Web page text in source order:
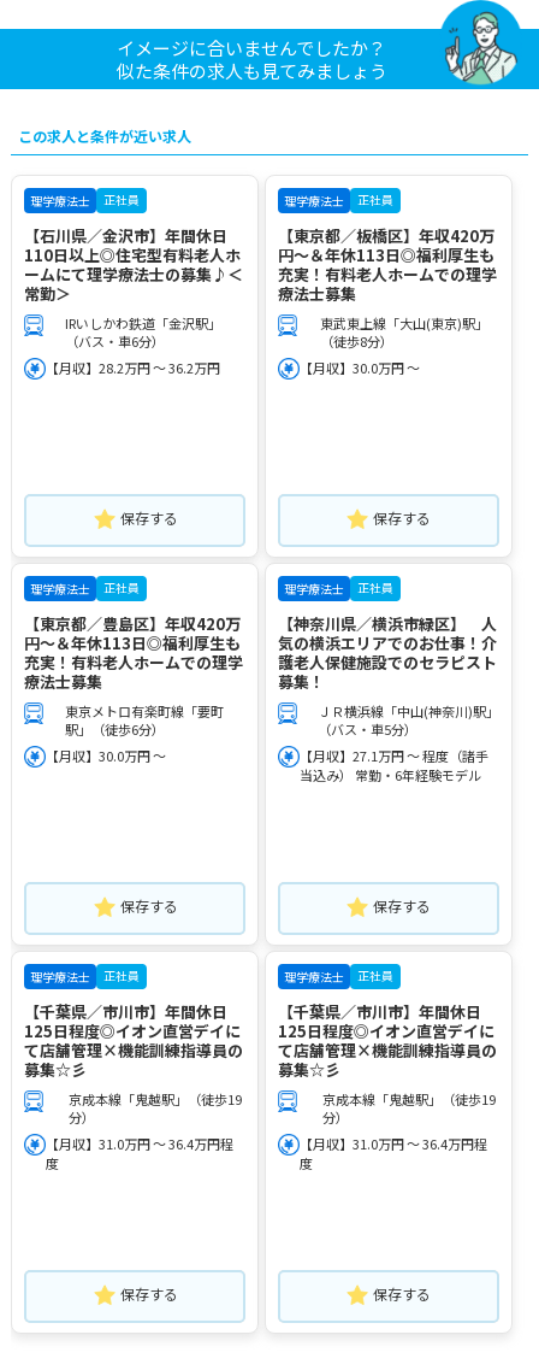
イメージに合いませんでしたか？
似た条件の求人も見てみましょう
この求人と条件が近い求人
理学療法士 正社員
【石川県／金沢市】年間休日
110日以上◎住宅型有料老人ホ
ームにて理学療法士の募集♪＜
常勤＞
IRいしかわ鉄道「金沢駅」
（バス・車6分）
【月収】28.2万円 ～ 36.2万円
保存する
理学療法士 正社員
【東京都／板橋区】年収420万
円～＆年休113日◎福利厚生も
充実！有料老人ホームでの理学
療法士募集
東武東上線「大山(東京)駅」
（徒歩8分）
【月収】30.0万円 ～
保存する
理学療法士 正社員
【東京都／豊島区】年収420万
円～＆年休113日◎福利厚生も
充実！有料老人ホームでの理学
療法士募集
東京メトロ有楽町線「要町
駅」（徒歩6分）
【月収】30.0万円 ～
保存する
理学療法士 正社員
【神奈川県／横浜市緑区】 人
気の横浜エリアでのお仕事！介
護老人保健施設でのセラピスト
募集！
ＪＲ横浜線「中山(神奈川)駅」
（バス・車5分）
【月収】27.1万円 ～ 程度（諸手
当込み） 常勤・6年経験モデル
保存する
理学療法士 正社員
【千葉県／市川市】年間休日
125日程度◎イオン直営デイに
て店舗管理×機能訓練指導員の
募集☆彡
京成本線「鬼越駅」（徒歩19
分）
【月収】31.0万円 ～ 36.4万円程
度
保存する
理学療法士 正社員
【千葉県／市川市】年間休日
125日程度◎イオン直営デイに
て店舗管理×機能訓練指導員の
募集☆彡
京成本線「鬼越駅」（徒歩19
分）
【月収】31.0万円 ～ 36.4万円程
度
保存する